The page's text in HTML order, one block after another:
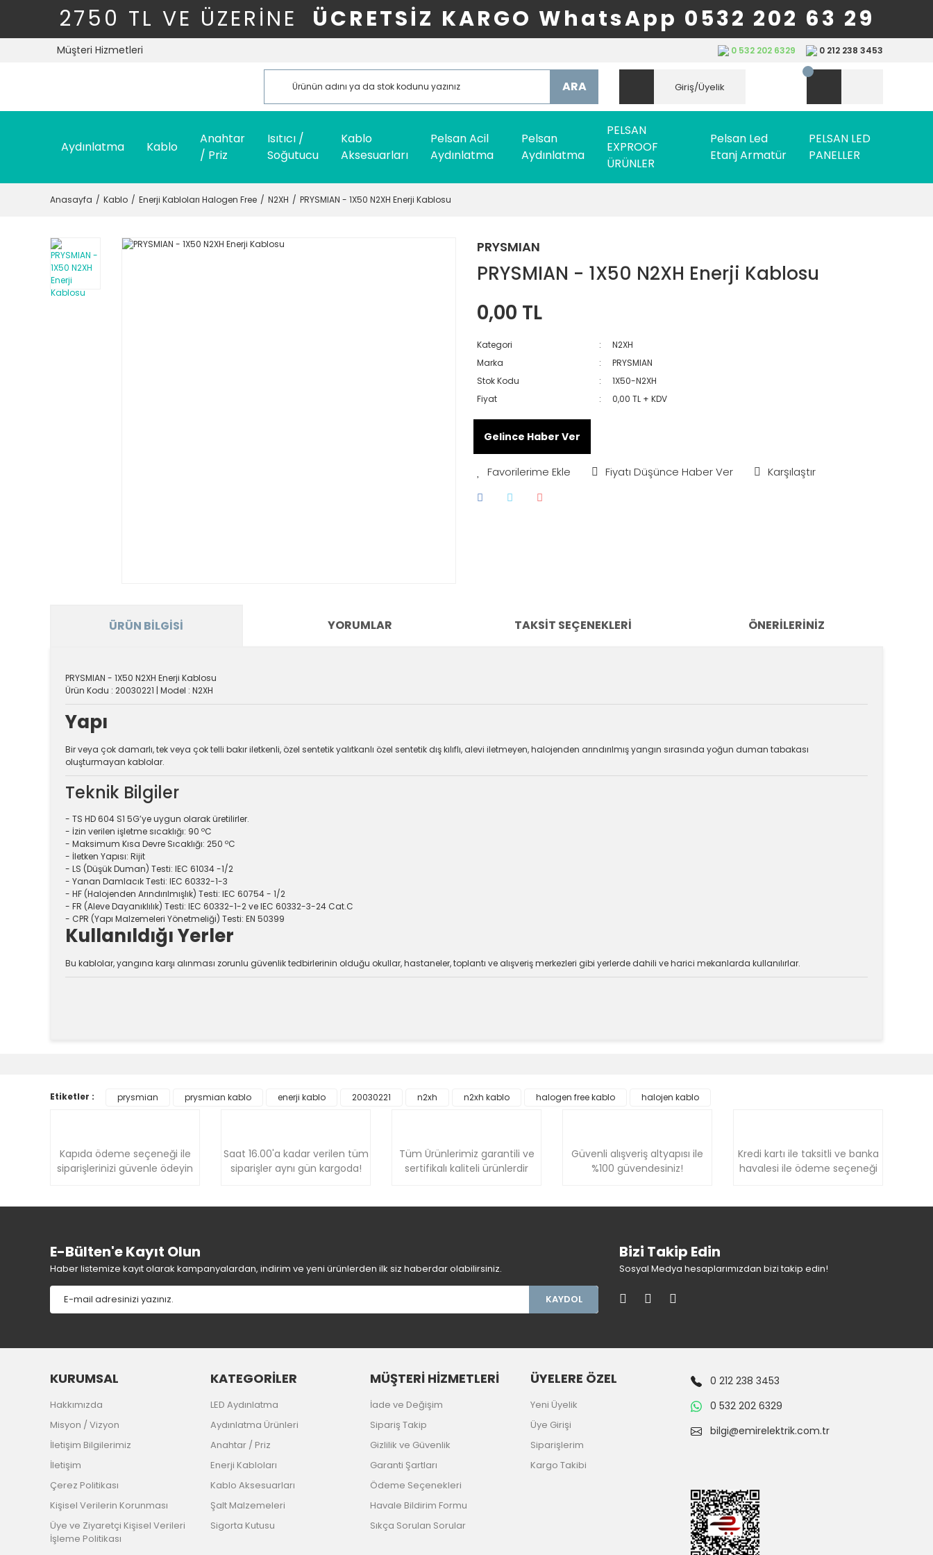
2750 TL VE ÜZERİNE ÜCRETSİZ KARGO WhatsApp 0532 202 63 29
Müşteri Hizmetleri 0 532 202 6329 0 212 238 3453
ARA Giriş/Üyelik
Aydınlatma Kablo
Anahtar
/ Priz
Isıtıcı /
Soğutucu
Kablo
Aksesuarları
Pelsan Acil
Aydınlatma
Pelsan
Aydınlatma
PELSAN
EXPROOF
ÜRÜNLER
Pelsan Led
Etanj Armatür
PELSAN LED
PANELLER
Anasayfa Kablo Enerji Kabloları Halogen Free N2XH PRYSMIAN - 1X50 N2XH Enerji Kablosu
PRYSMIAN
PRYSMIAN - 1X50 N2XH Enerji Kablosu
0,00 TL
Kategori
N2XH
Marka
PRYSMIAN
Stok Kodu
1X50-N2XH
Fiyat
0,00 TL + KDV
Gelince Haber Ver
Fiyatı Düşünce Haber Ver Karşılaştır
ÜRÜN BILGISI YORUMLAR TAKSIT SEÇENEKLERI ÖNERILERINIZ
PRYSMIAN - 1X50 N2XH Enerji Kablosu
Ürün Kodu : 20030221 | Model : N2XH
Yapı
Bir veya çok damarlı, tek veya çok telli bakır iletkenli, özel sentetik yalıtkanlı özel sentetik dış kılıflı, alevi iletmeyen, halojenden arındırılmış yangın sırasında yoğun duman tabakası
oluşturmayan kablolar.
Teknik Bilgiler
- TS HD 604 S1 5G’ye uygun olarak üretilirler.
- İzin verilen işletme sıcaklığı: 90 ºC
- Maksimum Kısa Devre Sıcaklığı: 250 ºC
- İletken Yapısı: Rijit
- LS (Düşük Duman) Testi: IEC 61034 -1/2
- Yanan Damlacık Testi: IEC 60332-1-3
- HF (Halojenden Arındırılmışlık) Testi: IEC 60754 - 1/2
- FR (Aleve Dayanıklılık) Testi: IEC 60332-1-2 ve IEC 60332-3-24 Cat.C
- CPR (Yapı Malzemeleri Yönetmeliği) Testi: EN 50399
Kullanıldığı Yerler
Bu kablolar, yangına karşı alınması zorunlu güvenlik tedbirlerinin olduğu okullar, hastaneler, toplantı ve alışveriş merkezleri gibi yerlerde dahili ve harici mekanlarda kullanılırlar.
Yorum Yaz
Ürün fiyatı diğer sitelerden daha pahalı.
Bu ürüne benzer farklı alternatifler olmalı.
Etiketler : prysmian prysmian kablo enerji kablo 20030221 n2xh n2xh kablo halogen free kablo halojen kablo
Kapıda ödeme seçeneği ile
siparişlerinizi güvenle ödeyin
Saat 16.00'a kadar verilen tüm
siparişler aynı gün kargoda!
Tüm Ürünlerimiz garantili ve
sertifikalı kaliteli ürünlerdir
Güvenli alışveriş altyapısı ile
%100 güvendesiniz!
Kredi kartı ile taksitli ve banka
havalesi ile ödeme seçeneği
E-Bülten'e Kayıt Olun
Haber listemize kayıt olarak kampanyalardan, indirim ve yeni ürünlerden ilk siz haberdar olabilirsiniz.
KAYDOL
Bizi Takip Edin
Sosyal Medya hesaplarımızdan bizi takip edin!
KURUMSAL
Hakkımızda
Misyon / Vizyon
İletişim Bilgilerimiz
İletişim
Çerez Politikası
Kişisel Verilerin Korunması
Üye ve Ziyaretçi Kişisel Verileri
İşleme Politikası
KATEGORİLER
LED Aydınlatma
Aydınlatma Ürünleri
Anahtar / Priz
Enerji Kabloları
Kablo Aksesuarları
Şalt Malzemeleri
Sigorta Kutusu
MÜŞTERİ HİZMETLERİ
İade ve Değişim
Sipariş Takip
Gizlilik ve Güvenlik
Garanti Şartları
Ödeme Seçenekleri
Havale Bildirim Formu
Sıkça Sorulan Sorular
ÜYELERE ÖZEL
Yeni Üyelik
Üye Girişi
Siparişlerim
Kargo Takibi
0 212 238 3453
0 532 202 6329
bilgi@emirelektrik.com.tr